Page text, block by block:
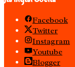
Facebook
Twitter
Instagram
Youtube
Blogger